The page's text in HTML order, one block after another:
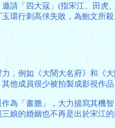
請「四大寇」(指宋江、田
環行刺高俅失敗，為鮑文所
，例如《大鬧大名府》和《
他成員很少被拍製成影視作
為「書膽」，大力描寫其
娘的婚姻也不再是出於宋江